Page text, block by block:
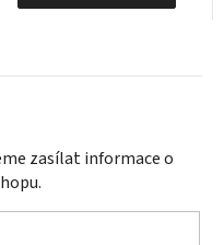
zasílat informace o